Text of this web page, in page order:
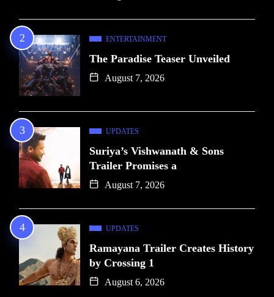
ENTERTAINMENT
The Paradise Teaser Unveiled
August 7, 2026
UPDATES
Suriya’s Vishwanath & Sons
Trailer Promises a
August 7, 2026
UPDATES
Ramayana Trailer Creates History
by Crossing 1
August 6, 2026